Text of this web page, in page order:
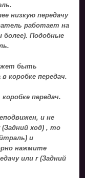
низкую передачу
работает на
более). Подобные
быть
коробке передач.
передач.
и не
ход) , то
и
нажмите
или r (Задний